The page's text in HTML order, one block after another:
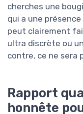
cherches une
qui a une
peut clairement
ultra discrète ou
contre, ce ne sera
Rapport
honnête